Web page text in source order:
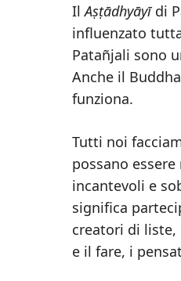
IlAṣṭādhyāyīdi
influenzato
Patañjali sono
Anche il
funziona.
Tutti noi
possano
incantevoli e
significa
creatori di liste,
e il fare, i